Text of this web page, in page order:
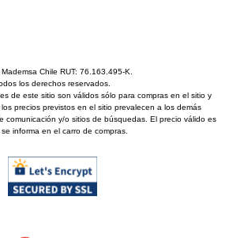
Chile RUT: 76.163.495-K.
los derechos reservados.
de este sitio son válidos sólo para compras en el sitio y
precios previstos en el sitio prevalecen a los demás
comunicación y/o sitios de búsquedas. El precio válido es
informa en el carro de compras.